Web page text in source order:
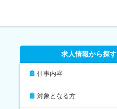
求人情報から探す
仕事内容
対象となる方